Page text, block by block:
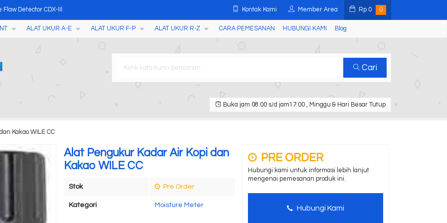
Detector CDX-III
Data Logger D25, D50, D
/ Incubator
SB-2000PRO
AMF051
Kontak Kami Member Area Rp 0 0
ALAT UKUR A-E ALAT UKUR F-P ALAT UKUR R-Z CARA PEMESANAN HUBUNGI KAMI Blog
Cari
Buka jam 08.00 s/d jam17.00 , Minggu & Hari Besar Tutup
Kakao WILE CC
Alat Pengukur Kadar Air Kopi dan
Kakao WILE CC
Stok Pre Order
Kategori Moisture Meter
PRE ORDER
Hubungi kami untuk informasi lebih lanjut
mengenai pemesanan produk ini.
Hubungi Kami